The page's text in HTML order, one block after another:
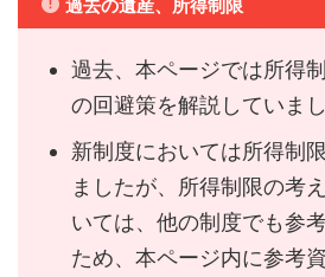
過去の遺産、所得制限
過去、本ページでは所得
の回避策を解説していまし
新制度においては所得制
ましたが、所得制限の考
いては、他の制度でも参
ため、本ページ内に参考